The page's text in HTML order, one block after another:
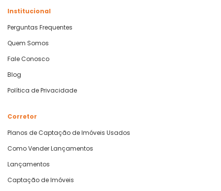
Institucional
Perguntas Frequentes
Quem Somos
Fale Conosco
Blog
Política de Privacidade
Corretor
Planos de Captação de Imóveis Usados
Como Vender Lançamentos
Lançamentos
Captação de Imóveis